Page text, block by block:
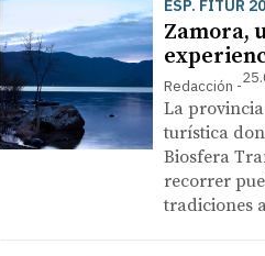
ESP. FITUR
Zamora,
Redacción
La
turística
Biosfera
recorrer
tradiciones